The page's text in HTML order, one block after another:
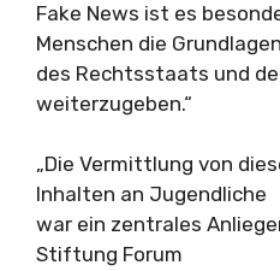
Fake News ist es
Menschen die Grundlagen
des Rechtsstaats und
weiterzugeben.“
„Die Vermittlung von
Inhalten an Jugendliche
war ein zentrales
Stiftung Forum